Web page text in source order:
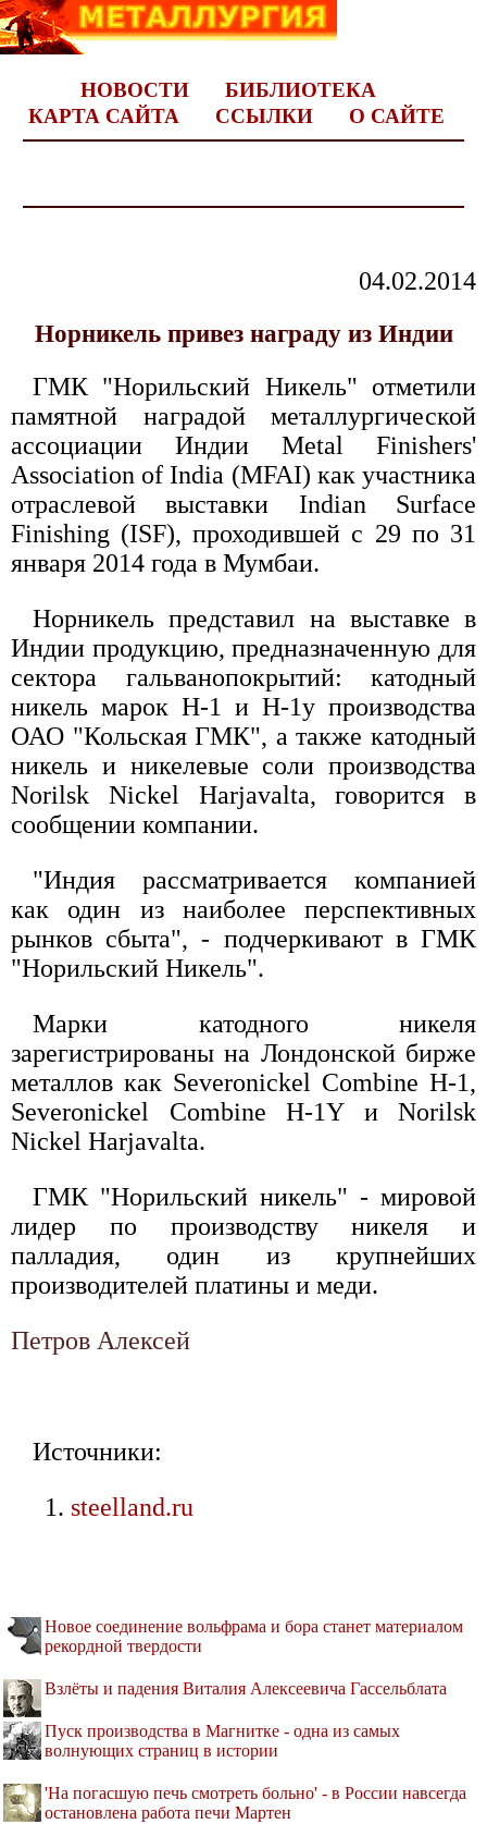
НОВОСТИ
БИБЛИОТЕКА
КАРТА САЙТА
ССЫЛКИ О САЙТЕ
04.02.2014
Норникель привез награду из Индии
ГМК "Норильский Никель" отметили
памятной наградой металлургической
ассоциации Индии Metal Finishers'
Association of India (MFAI) как участника
отраслевой выставки Indian Surface
Finishing (ISF), проходившей с 29 по 31
января 2014 года в Мумбаи.
Норникель представил на выставке в
Индии продукцию, предназначенную для
сектора гальванопокрытий: катодный
никель марок H-1 и H-1у производства
ОАО "Кольская ГМК", а также катодный
никель и никелевые соли производства
Norilsk Nickel Harjavalta, говорится в
сообщении компании.
"Индия рассматривается компанией
как один из наиболее перспективных
рынков сбыта", - подчеркивают в ГМК
"Норильский Никель".
Марки катодного никеля
зарегистрированы на Лондонской бирже
металлов как Severonickel Combine H-1,
Severonickel Combine Н-1Y и Norilsk
Nickel Harjavalta.
ГМК "Норильский никель" - мировой
лидер по производству никеля и
палладия, один из крупнейших
производителей платины и меди.
Петров Алексей
Источники:
steelland.ru
Новое соединение вольфрама и бора станет материалом
рекордной твердости
Взлёты и падения Виталия Алексеевича Гассельблата
Пуск производства в Магнитке - одна из самых
волнующих страниц в истории
'На погасшую печь смотреть больно' - в России навсегда
остановлена работа печи Мартен